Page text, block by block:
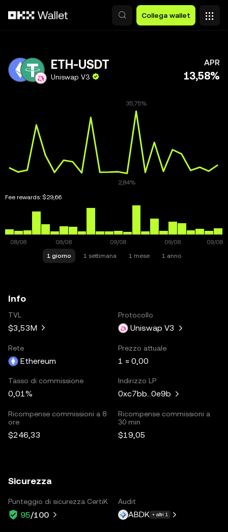
Collega wallet
ETH-USDT
Uniswap V3
APR
13,58%
Fee rewards: $29,66
1 giorno 1 settimana 1 mese 1 anno
Info
TVL
$3,53M
Protocollo
Uniswap V3
Rete
Ethereum
Prezzo attuale
1 ≈ 0,00
Tasso di commissione
0,01%
Indirizzo LP
0xc7bb...0e9b
Ricompense commissioni a 8
ore
$246,33
Ricompense commissioni a
30 min
$19,05
Sicurezza
Punteggio di sicurezza CertiK
95/100
Audit
ABDK + altri 1